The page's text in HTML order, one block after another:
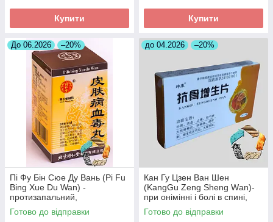
Купити Купити
До 06.2026 –20%
Пі Фу Бін Сюе Ду Вань (Pi Fu
Bing Xue Du Wan) -
протизапальний,
протиалергічний,
протисвербіжний,
Готово до відправки
до 04.2026 –20%
Кан Гу Цзен Ван Шен
(KangGu Zeng Sheng Wаn)-
при онімінні і болі в спині,
остеохондрозі, радикуліті,
протрузії
Готово до відправки